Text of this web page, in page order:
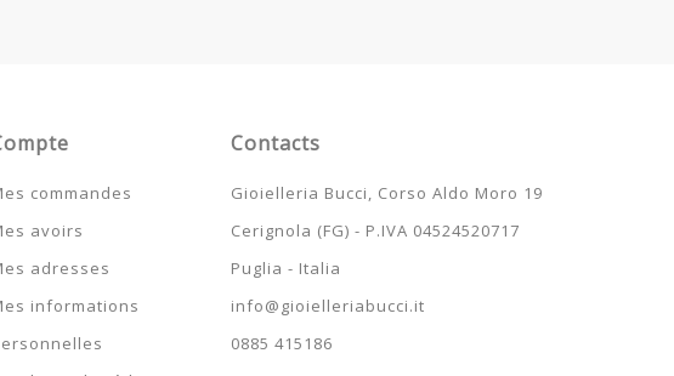
commandes
avoirs
adresses
informations
Contacts
Gioielleria Bucci, Corso Aldo Moro 19
Cerignola (FG) - P.IVA 04524520717
Puglia - Italia
info@gioielleriabucci.it
0885 415186